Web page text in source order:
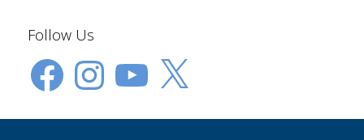
Follow Us
FacebookInstagramYouTube
X